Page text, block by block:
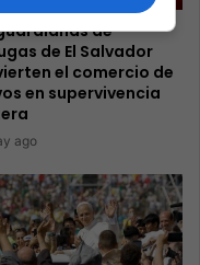
de
de El Salvador
el comercio de
en supervivencia
ago